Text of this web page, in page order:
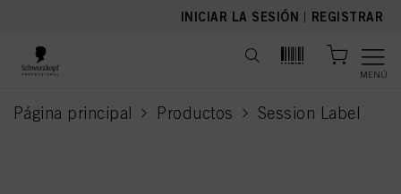
INICIAR LA SESIÓN | REGISTRAR
MENÚ
Página principal Productos Session Label
current page